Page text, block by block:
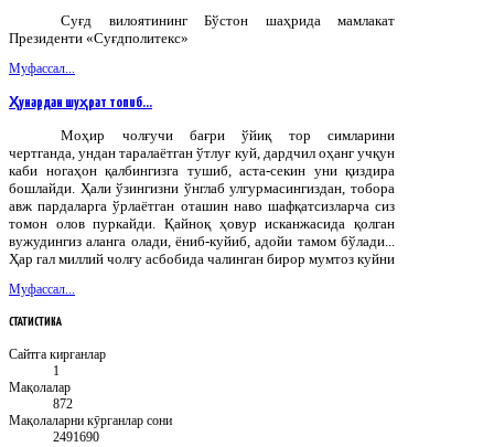
Суғд вилоятининг Бўстон шаҳрида мамлакат
Президенти «Суғдполитекс»
Муфассал...
Ҳунардан шуҳрат топиб…
Моҳир чолғучи бағри ўйиқ тор симларини
чертганда, ундан таралаётган ўтлуғ куй, дардчил оҳанг учқун
каби ногаҳон қалбингизга тушиб, аста-секин уни қиздира
бошлайди. Ҳали ўзингизни ўнглаб улгурмасингиздан, тобора
авж пардаларга ўрлаётган оташин наво шафқатсизларча сиз
томон олов пуркайди. Қайноқ ҳовур исканжасида қолган
вужудингиз аланга олади, ёниб-куйиб, адойи тамом бўлади...
Ҳар гал миллий чолғу асбобида чалинган бирор мумтоз куйни
Муфассал...
СТАТИСТИКА
Сайтга кирганлар
1
Мақолалар
872
Мақолаларни кӯрганлар сони
2491690